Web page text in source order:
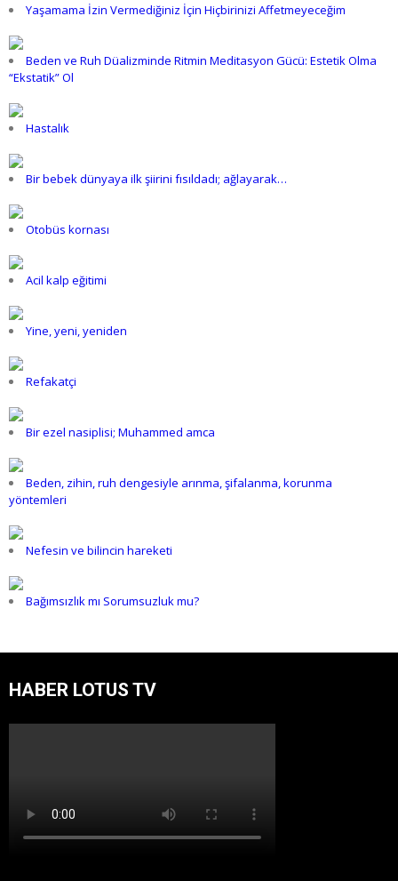
Yaşamama İzin Vermediğiniz İçin Hiçbirinizi Affetmeyeceğim
Beden ve Ruh Düalizminde Ritmin Meditasyon Gücü: Estetik Olma
“Ekstatik” Ol
Hastalık
Bir bebek dünyaya ilk şiirini fısıldadı; ağlayarak…
Otobüs kornası
Acil kalp eğitimi
Yine, yeni, yeniden
Refakatçi
Bir ezel nasiplisi; Muhammed amca
Beden, zihin, ruh dengesiyle arınma, şifalanma, korunma
yöntemleri
Nefesin ve bilincin hareketi
Bağımsızlık mı Sorumsuzluk mu?
HABER LOTUS TV